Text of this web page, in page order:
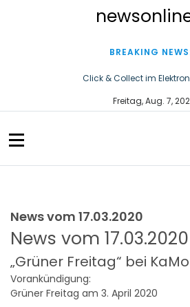
o
n
BREAKING
Click & Collect im
Haitian stärktFreitag, Aug. 7,
News vom 17.03.2020
News vom 17.03.2020
„Grüner Freitag“ bei
Vorankündigung:
Grüner Freitag am 3. April 2020